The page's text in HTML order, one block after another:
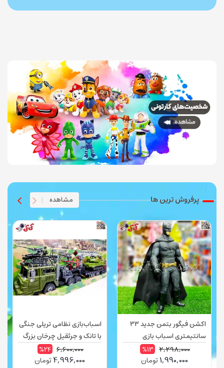
پرفروش ترین ها مشاهده |
اکشن فیگور بتمن جدید 33
سانتیمتری اسباب بازی
BATMAN 3324
2,298,000
%13
1,990,000تومان
اسباب‌بازی نظامی تریلی جنگی
با تانک و جرثقیل چرخان بزرگ
99873
6,600,000
%24
4,996,000تومان